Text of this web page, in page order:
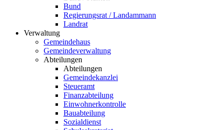
Bund
Regierungsrat / Landammann
Landrat
Verwaltung
Gemeindehaus
Gemeindeverwaltung
Abteilungen
Abteilungen
Gemeindekanzlei
Steueramt
Finanzabteilung
Einwohnerkontrolle
Bauabteilung
Sozialdienst